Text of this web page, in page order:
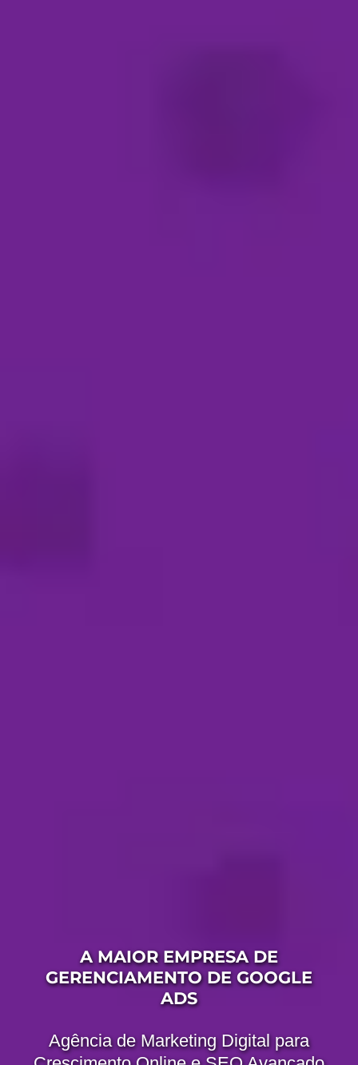
A MAIOR EMPRESA DE
GERENCIAMENTO DE GOOGLE
ADS
Agência de Marketing Digital para